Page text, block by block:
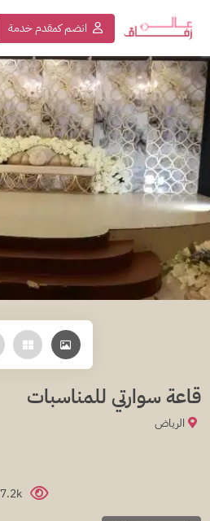
انضم كمقدم خدمة
قاعة سوارتي للمناسبات
الرياض
7.2k شاهده